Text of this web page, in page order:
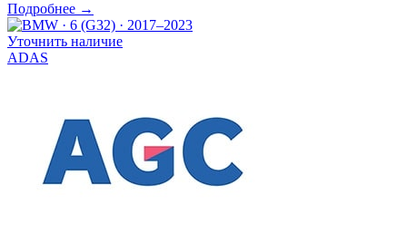
Подробнее →
Уточнить наличие
ADAS